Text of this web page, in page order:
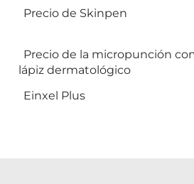
Precio de Skinpen
Precio de la micropunción
lápiz dermatológico
Einxel Plus